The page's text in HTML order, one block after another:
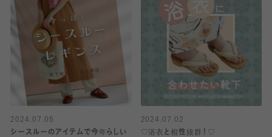
2024.07.05
シースルーのアイテムで今年らしい
2024.07.02
♡浴衣と相性抜群！♡